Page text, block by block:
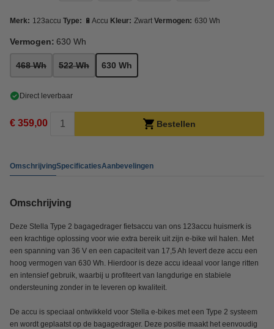
Merk: 123accu Type: 🔋Accu Kleur: Zwart Vermogen: 630 Wh
Vermogen: 630 Wh
468 Wh 522 Wh 630 Wh
Direct leverbaar
€ 359,00 Bestellen
OmschrijvingSpecificatiesAanbevelingen
Omschrijving
Deze Stella Type 2 bagagedrager fietsaccu van ons 123accu huismerk is
een krachtige oplossing voor wie extra bereik uit zijn e-bike wil halen. Met
een spanning van 36 V en een capaciteit van 17,5 Ah levert deze accu een
hoog vermogen van 630 Wh. Hierdoor is deze accu ideaal voor lange ritten
en intensief gebruik, waarbij u profiteert van langdurige en stabiele
ondersteuning zonder in te leveren op kwaliteit.
De accu is speciaal ontwikkeld voor Stella e-bikes met een Type 2 systeem
en wordt geplaatst op de bagagedrager. Deze positie maakt het eenvoudig